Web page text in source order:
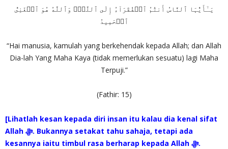
يَـٰٓأَيُّہَا ٱلنَّاسُ أَنتُمُ ٱلۡفُقَرَآءُ إِلَى ٱللَّهِۖ وَٱللَّهُ هُوَ ٱلۡغَنِىُّ
ٱلۡحَمِيدُ
“Hai manusia, kamulah yang berkehendak kepada Allah; dan Allah
Dia-lah Yang Maha Kaya (tidak memerlukan sesuatu) lagi Maha
Terpuji.”
(Fathir: 15)
[Lihatlah kesan kepada diri insan itu kalau dia kenal sifat
Allah ‎ﷻ. Bukannya setakat tahu sahaja, tetapi ada
kesannya iaitu timbul rasa berharap kepada Allah ‎ﷻ.